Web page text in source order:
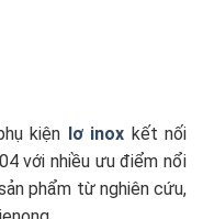
kiện lơ inox kết nối
với nhiều ưu điểm nổi
phẩm từ nghiên cứu,